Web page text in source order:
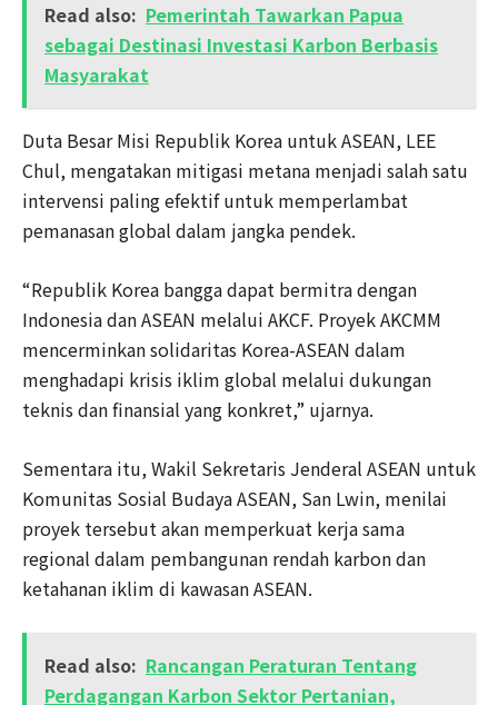
Read also: Pemerintah Tawarkan Papua
sebagai Destinasi Investasi Karbon Berbasis
Masyarakat
Duta Besar Misi Republik Korea untuk ASEAN, LEE
Chul, mengatakan mitigasi metana menjadi salah satu
intervensi paling efektif untuk memperlambat
pemanasan global dalam jangka pendek.
“Republik Korea bangga dapat bermitra dengan
Indonesia dan ASEAN melalui AKCF. Proyek AKCMM
mencerminkan solidaritas Korea-ASEAN dalam
menghadapi krisis iklim global melalui dukungan
teknis dan finansial yang konkret,” ujarnya.
Sementara itu, Wakil Sekretaris Jenderal ASEAN untuk
Komunitas Sosial Budaya ASEAN, San Lwin, menilai
proyek tersebut akan memperkuat kerja sama
regional dalam pembangunan rendah karbon dan
ketahanan iklim di kawasan ASEAN.
Read also: Rancangan Peraturan Tentang
Perdagangan Karbon Sektor Pertanian,